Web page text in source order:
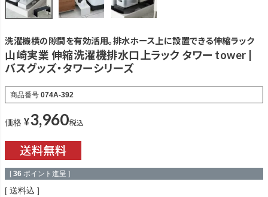
洗濯機横の隙間を有効活用。排水ホース上に設置できる伸縮ラック
山崎実業 伸縮洗濯機排水口上ラック タワー tower |
バスグッズ・タワーシリーズ
商品番号 074A-392
価格 ¥3,960税込
[ 36 ポイント進呈 ]
送料込